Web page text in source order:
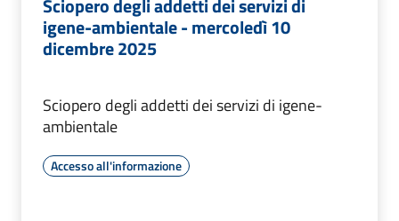
Sciopero degli addetti dei servizi di
igene-ambientale - mercoledì 10
dicembre 2025
Sciopero degli addetti dei servizi di igene-
ambientale
Accesso all'informazione